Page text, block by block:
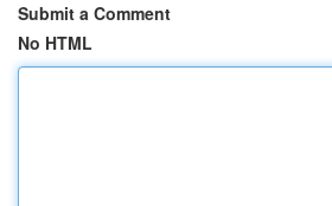
Submit a Comment
No HTML